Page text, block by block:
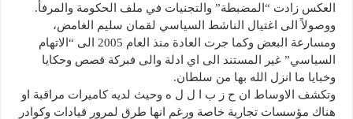
العكس زادت “المضبطة” والتجنيات في ملف الحكومة والمرفأ.
ووصولاً الى اغتيال الناشط السياسي لقمان سليم الغامض،
ومسارعة البعض وكما جرت العادة منذ العام 2005 الى “الاتهام
السياسي” غير المستند الى اي ادلة والى فبركة قصص وحكايا
وخبايا ما انزل الله بها من سلطان.
وتكشف الاوساط ان ح ز ب ا ل ل ه وحيث لديه كاميرات مراقبة او
هناك مؤسسات تجارية خاصة ورغم انها طرق لمرور قيادات وكوادر